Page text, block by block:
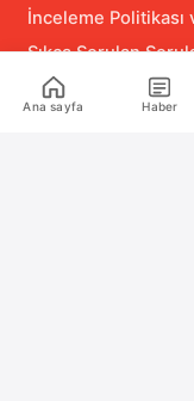
İnceleme Politikası
Sıkça Sorulan
Alıntı ve Yeniden
Ana sayfa Haber